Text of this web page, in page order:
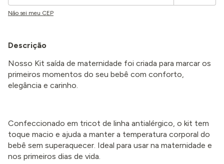
Não sei meu CEP
Descrição
Nosso Kit saída de maternidade foi criada para marcar os
primeiros momentos do seu bebê com conforto,
elegância e carinho.
Confeccionado em tricot de linha antialérgico, o kit tem
toque macio e ajuda a manter a temperatura corporal do
bebê sem superaquecer. Ideal para usar na maternidade e
nos primeiros dias de vida.